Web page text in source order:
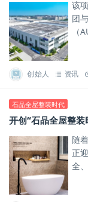
该
团
（
创始人 资讯
石晶全屋整装时代
开创“石晶全屋整
随
正
全